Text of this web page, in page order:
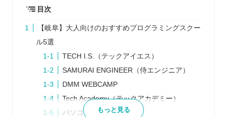
目次
【岐阜】大人向けのおすすめプログラミングスクー
ル5選
TECH I.S.（テックアイエス）
SAMURAI ENGINEER（侍エンジニア）
DMM WEBCAMP
Tech Academy（テックアカデミー）
パソコン教室アビバ
もっと見る